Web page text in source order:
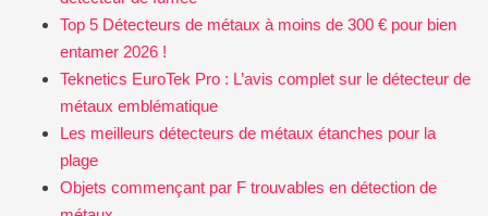
Top 5 Détecteurs de métaux à moins de 300 € pour bien
entamer 2026 !
Teknetics EuroTek Pro : L’avis complet sur le détecteur de
métaux emblématique
Les meilleurs détecteurs de métaux étanches pour la
plage
Objets commençant par F trouvables en détection de